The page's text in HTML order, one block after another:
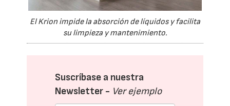
El Krion impide la absorción de líquidos y facilita
su limpieza y mantenimiento.
Suscríbase a nuestra
Newsletter - Ver ejemplo